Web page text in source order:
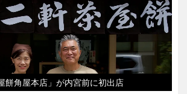
餅角屋本店」が内宮前に初出店